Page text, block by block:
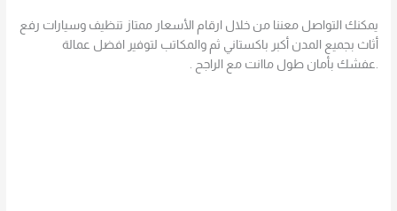
يمكنك التواصل معننا من خلال ارقام الأسعار ممتاز تنظيف وسيارات رفع
أثاث بجميع المدن أكبر باكستاني ثم والمكاتب لتوفير افضل عمالة
.عفشك بأمان طول ماانت مع الراجح .